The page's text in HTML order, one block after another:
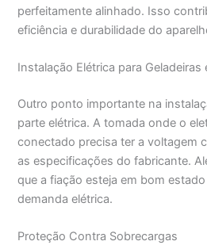
perfeitamente alinhado. Isso
eficiência e durabilidade do
Instalação Elétrica para Geladeiras
Outro ponto importante na
parte elétrica. A tomada onde o
conectado precisa ter a voltagem
as especificações do fabricante.
que a fiação esteja em bom
demanda elétrica.
Proteção Contra Sobrecargas